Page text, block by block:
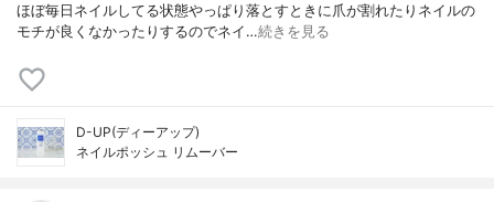
ほぼ毎日ネイルしてる状態やっぱり落とすときに爪が割れたりネイルの
モチが良くなかったりするのでネイ…続きを見る
D-UP(ディーアップ)
ネイルポッシュ リムーバー